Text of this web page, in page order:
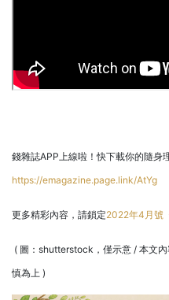
錢雜誌APP上線啦！快下載你的隨身
https://emagazine.page.link/AtYg
更多精彩內容，請鎖定2022年4月號
( 圖：shutterstock，僅示意 / 本文
慎為上 )